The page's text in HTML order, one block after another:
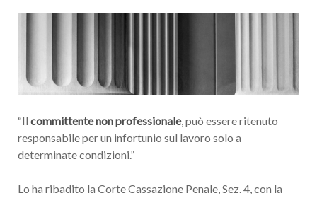
“Il committente non professionale, può essere ritenuto
responsabile per un infortunio sul lavoro solo a
determinate condizioni.”
Lo ha ribadito la Corte Cassazione Penale, Sez. 4, con la